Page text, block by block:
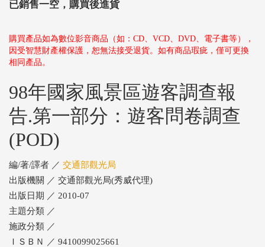
已銷售一空，購買後進貨
購買產品如為數位影音商品（如：CD、VCD、DVD、電子書等），
因受智慧財產權保護，恕無法接受退貨。如有商品瑕疵，僅可更換
相同產品。
98年國家風景區遊客調查報
告.第一部分：遊客問卷調查
(POD)
編/著/譯者 ／ 交通部觀光局
出版機關 ／ 交通部觀光局(秀威代理)
出版日期 ／ 2010-07
主題分類 ／
施政分類 ／
ＩＳＢＮ ／ 9410099025661